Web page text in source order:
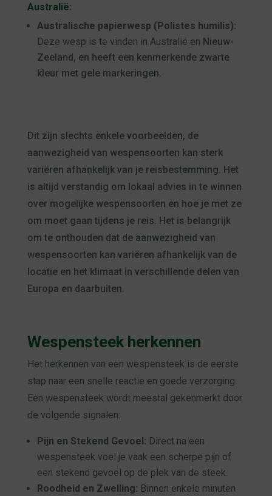
Australië:
Australische papierwesp (Polistes humilis):
Deze wesp is te vinden in Australië en Nieuw-
Zeeland, en heeft een kenmerkende zwarte
kleur met gele markeringen.
Dit zijn slechts enkele voorbeelden, de
aanwezigheid van wespensoorten kan sterk
variëren afhankelijk van je reisbestemming. Het
is altijd verstandig om lokaal advies in te winnen
over mogelijke wespensoorten en hoe je met ze
om moet gaan tijdens je reis. Het is belangrijk
om te onthouden dat de aanwezigheid van
wespensoorten kan variëren afhankelijk van de
locatie en het klimaat in verschillende delen van
Europa en daarbuiten.
Wespensteek herkennen
Het herkennen van een wespensteek is de eerste
stap naar een snelle reactie en goede verzorging.
Een wespensteek wordt meestal gekenmerkt door
de volgende signalen:
Pijn en Stekend Gevoel: Direct na een
wespensteek voel je vaak een scherpe pijn of
een stekend gevoel op de plek van de steek.
Roodheid en Zwelling: Binnen enkele minuten